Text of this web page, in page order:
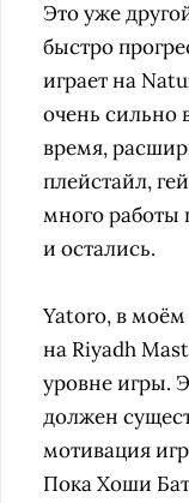
Это уже
быстро
играет на
очень сильно
время,
плейстайл,
много работы
и остались.
Yatoro, в
на Riyadh
уровне игры.
должен
мотивация
Пока Хоши